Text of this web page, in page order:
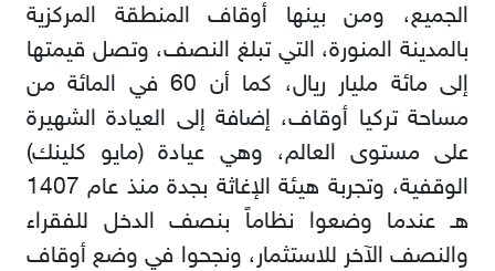
الجميع، ومن بينها أوقاف المنطقة المركزية
بالمدينة المنورة، التي تبلغ النصف، وتصل قيمتها
إلى مائة مليار ريال، كما أن 60 في المائة من
مساحة تركيا أوقاف، إضافة إلى العيادة الشهيرة
على مستوى العالم، وهي عيادة (مايو كلينك)
الوقفية، وتجربة هيئة الإغاثة بجدة منذ عام 1407
هـ عندما وضعوا نظاماً بنصف الدخل للفقراء
والنصف الآخر للاستثمار، ونجحوا في وضع أوقاف